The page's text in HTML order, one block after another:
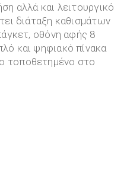
αλλά και λειτουργικό
διάταξη καθισμάτων
οθόνη αφής 8
και ψηφιακό πίνακα
τοποθετημένο στο